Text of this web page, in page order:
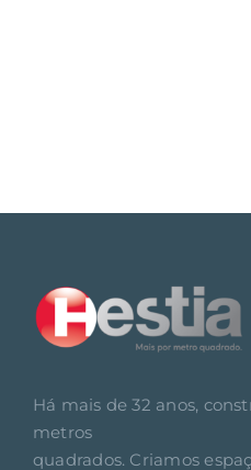
Há mais de 32 anos,
metros
quadrados. Criamos